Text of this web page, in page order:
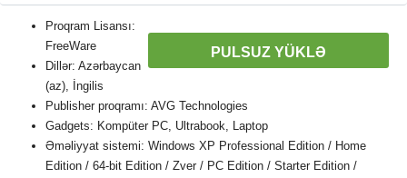
PULSUZ YÜKLƏ
Proqram Lisansı:
FreeWare
Dillər: Azərbaycan
(az), İngilis
Publisher proqramı: AVG Technologies
Gadgets: Kompüter PC, Ultrabook, Laptop
Əməliyyat sistemi: Windows XP Professional Edition / Home
Edition / 64-bit Edition / Zver / PC Edition / Starter Edition /